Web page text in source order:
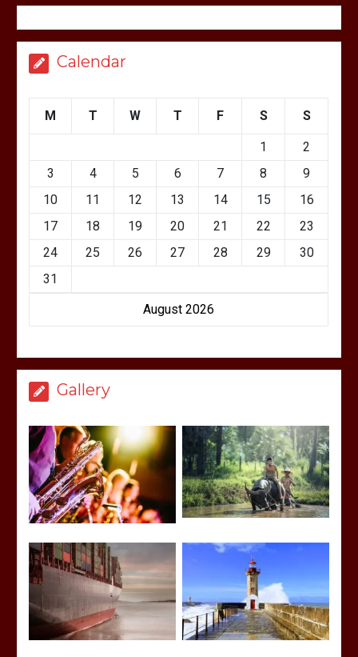
Calendar
August 2026
M T W T F S S
1
2
3
4 5 6 7 8
9
10
11 12 13 14 15
16
17
18 19 20 21 22
23
24
25 26 27 28 29
30
31
Gallery